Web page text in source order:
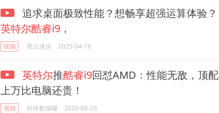
追求桌面极致性能？想畅享超强运算体验？
英特尔酷睿i9 ，
视频 星云漫步 2025-04-19
英特尔推酷睿i9回怼AMD：性能无敌，顶配
上万比电脑还贵！
视频 科技数据囖 2020-06-26